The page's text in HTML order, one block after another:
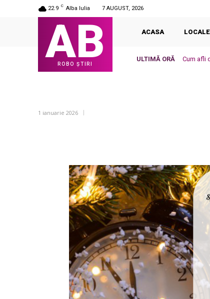
22.9 C Alba Iulia 7 AUGUST, 2026
AB
ROBO ȘTIRI
ACASA LOCALE
ULTIMĂ ORĂ Cum afli
1 ianuarie 2026